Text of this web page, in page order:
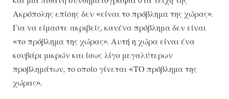
Ακρόπολης επίσης δεν «είναι το πρόβλημα της χώρας».
Για να είμαστε ακριβείς, κανένα πρόβλημα δεν είναι
«το πρόβλημα της χώρας». Αυτή η χώρα είναι ένα
κουβάρι μικρών και ίσως λίγο μεγαλύτερων
προβλημάτων, το οποίο γίνεται «ΤΟ πρόβλημα της
χώρας».